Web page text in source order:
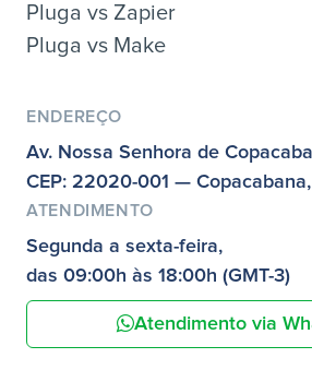
Pluga vs Zapier
Pluga vs Make
ENDEREÇO
Av. Nossa Senhora de
CEP: 22020-001 — Copacabana,
ATENDIMENTO
Segunda a sexta-feira,
das 09:00h às 18:00h (GMT-3)
Atendimento via